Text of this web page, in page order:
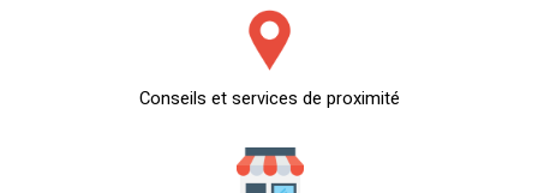
Conseils et services de proximité